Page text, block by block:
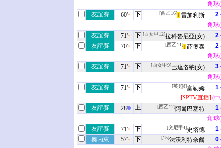
角球
友誼賽
60' 下 [西乙16]1 雷加利斯
2
角球
友誼賽
71' 下 [西女甲12]拉科魯尼亞(女)
2
友誼賽
70' 下 [西乙11]1 薛奧泰
2
角球
友誼賽
71' 下 [西女甲9]巴達洛納(女)
3
角球
友誼賽
71' 下 [英超8]富勒姆
1
[SPTV直播] (中
友誼賽
28' 上 [西乙12]阿爾巴塞特
1
角球
友誼賽
71' 下 [突尼甲4]史塔德
1
奧丙東
57' 下 [15]法沃利特奈爾
0